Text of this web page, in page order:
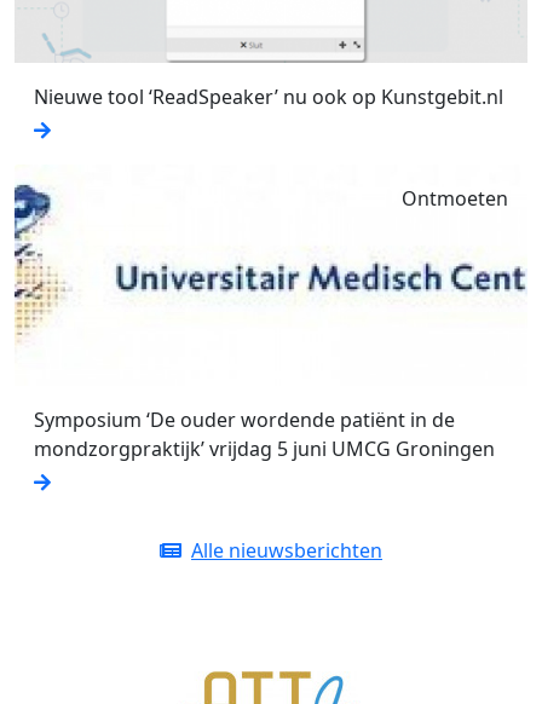
Nieuwe tool ‘ReadSpeaker’ nu ook op Kunstgebit.nl
Symposium ‘De ouder wordende patiënt in de
mondzorgpraktijk’ vrijdag 5 juni UMCG Groningen
Ontmoeten
Alle nieuwsberichten